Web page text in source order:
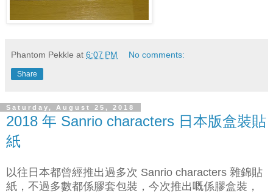
Phantom Pekkle at 6:07 PM No comments:
Share
Saturday, August 25, 2018
2018 年 Sanrio characters 日本版盒裝貼
紙
以往日本都曾經推出過多次 Sanrio characters 雜錦貼
紙，不過多數都係膠套包裝，今次推出嘅係膠盒裝，